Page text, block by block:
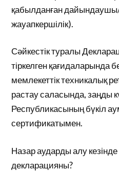
қабылданған
жауапкершілік).
Сәйкестік туралы
тіркелген қағидаларында
мемлекеттік техникалық
растау саласында, заңды
Республикасының бүкіл
сертификатымен.
Назар аударды алу кезінде
декларацияны?